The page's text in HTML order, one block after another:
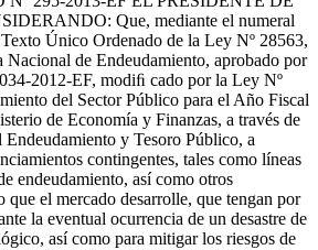
Que, mediante el numeral
Único Ordenado de la Ley Nº 28563,
Nacional de Endeudamiento, aprobado por
2012-EF, modiﬁ cado por la Ley Nº
del Sector Público para el Año Fiscal
de Economía y Finanzas, a través de
y Tesoro Público, a
contingentes, tales como líneas
endeudamiento, así como otros
que el mercado desarrolle, que tengan por
la eventual ocurrencia de un desastre de
así como para mitigar los riesgos de